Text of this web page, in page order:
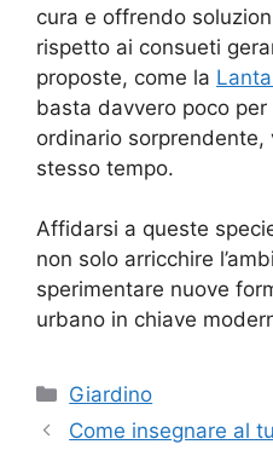
cura e offrendo
rispetto ai consueti
proposte, come la
basta davvero poco
ordinario
stesso tempo.
Affidarsi a queste
non solo arricchire
sperimentare nuove
urbano in chiave
Categorie
Giardino
Come insegnare al